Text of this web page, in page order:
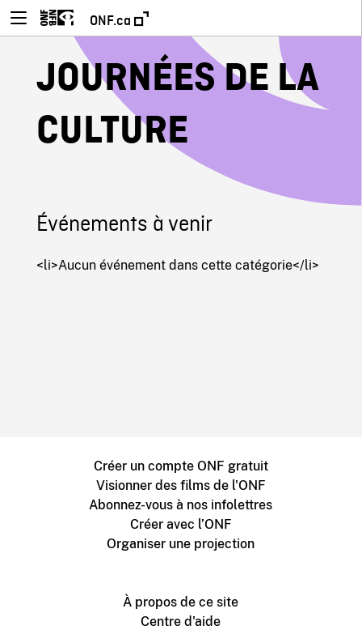
ONF.ca
JOURNÉES DE LA
CULTURE
Événements à venir
<li>Aucun événement dans cette catégorie</li>
Créer un compte ONF gratuit
Visionner des films de l'ONF
Abonnez-vous à nos infolettres
Créer avec l’ONF
Organiser une projection
À propos de ce site
Centre d'aide